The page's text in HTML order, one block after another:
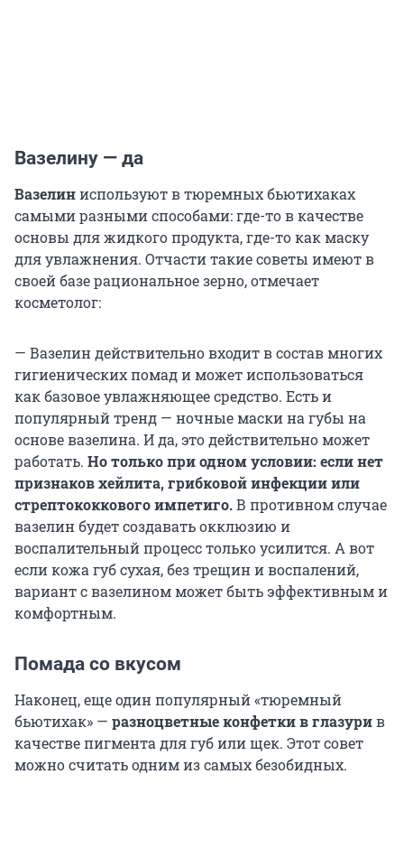
Вазелину — да
Вазелиниспользуют в тюремных бьютихаках
самыми разными способами: где-то в качестве
основы для жидкого продукта, где-то как маску
для увлажнения. Отчасти такие советы имеют в
своей базе рациональное зерно, отмечает
косметолог:
— Вазелин действительно входит в состав многих
гигиенических помад и может использоваться
как базовое увлажняющее средство. Есть и
популярный тренд — ночные маски на губы на
основе вазелина. И да, это действительно может
работать. Но только при одном условии: если нет
признаков хейлита, грибковой инфекции или
стрептококкового импетиго.В противном случае
вазелин будет создавать окклюзию и
воспалительный процесс только усилится. А вот
если кожа губ сухая, без трещин и воспалений,
вариант с вазелином может быть эффективным и
комфортным.
Помада со вкусом
Наконец, еще один популярный «тюремный
бьютихак» — разноцветные конфетки в глазурив
качестве пигмента для губ или щек. Этот совет
можно считать одним из самых безобидных.